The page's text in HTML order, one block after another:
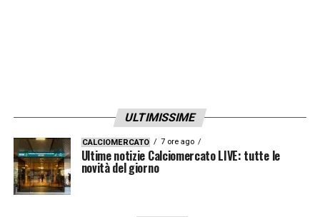
valutazioni e opportunità, continua a offrire
spunti interessanti, confermando come il
club viola sia determinato a muoversi con
attenzione ma anche con ambizione per
ULTIMISSIME
CALCIOMERCATO 7 ore ago
Ultime notizie Calciomercato LIVE: tutte le
novità del giorno